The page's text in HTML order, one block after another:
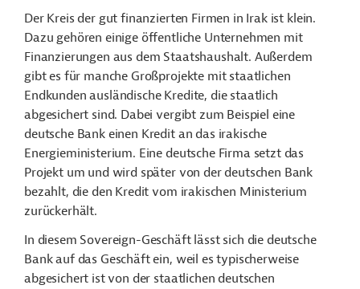
Der Kreis der gut finanzierten Firmen in Irak ist klein.
Dazu gehören einige öffentliche Unternehmen mit
Finanzierungen aus dem Staatshaushalt. Außerdem
gibt es für manche Großprojekte mit staatlichen
Endkunden ausländische Kredite, die staatlich
abgesichert sind. Dabei vergibt zum Beispiel eine
deutsche Bank einen Kredit an das irakische
Energieministerium. Eine deutsche Firma setzt das
Projekt um und wird später von der deutschen Bank
bezahlt, die den Kredit vom irakischen Ministerium
zurückerhält.
In diesem Sovereign-Geschäft lässt sich die deutsche
Bank auf das Geschäft ein, weil es typischerweise
abgesichert ist von der staatlichen deutschen